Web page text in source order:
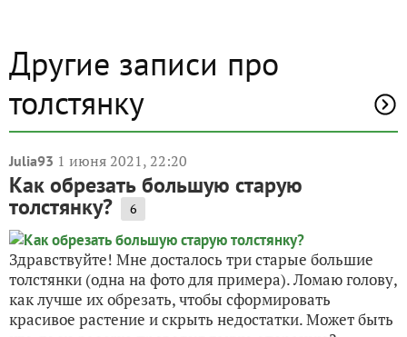
Другие записи про
толстянку
Julia93 1 июня 2021, 22:20
Как обрезать большую старую
толстянку? 6
Здравствуйте! Мне досталось три старые большие
толстянки (одна на фото для примера). Ломаю голову,
как лучше их обрезать, чтобы сформировать
красивое растение и скрыть недостатки. Может быть